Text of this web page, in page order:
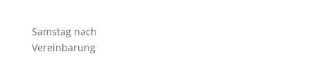
Samstag nach
Vereinbarung